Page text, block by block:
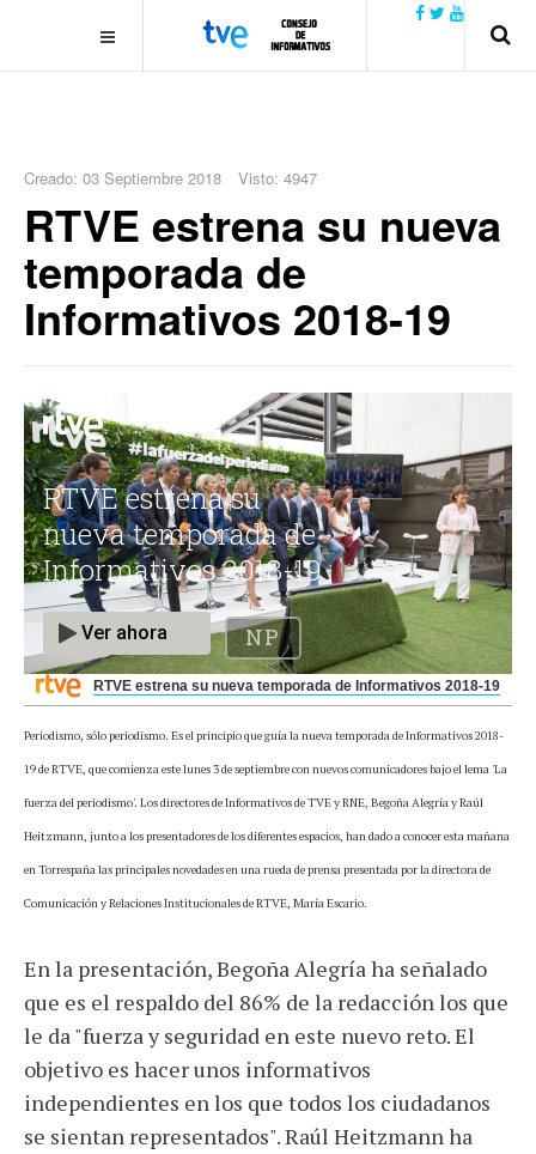
.plain-style .box-contact.box-bg { background: #0445b9
url('../../images/contact.png') 0 0 no-repeat; color: #eaeaea; padding:
Creado: 03 Septiembre 2018 Visto: 4947
RTVE estrena su nueva
temporada de
Informativos 2018-19
RTVE estrena su nueva temporada de Informativos 2018-19
Periodismo, sólo periodismo. Es el principio que guía la nueva temporada de Informativos 2018-
19 de RTVE, que comienza este lunes 3 de septiembre con nuevos comunicadores bajo el lema 'La
fuerza del periodismo'. Los directores de Informativos de TVE y RNE, Begoña Alegría y Raúl
Heitzmann, junto a los presentadores de los diferentes espacios, han dado a conocer esta mañana
en Torrespaña las principales novedades en una rueda de prensa presentada por la directora de
Comunicación y Relaciones Institucionales de RTVE, María Escario.
En la presentación, Begoña Alegría ha señalado
que es el respaldo del 86% de la redacción los que
le da "fuerza y seguridad en este nuevo reto. El
objetivo es hacer unos informativos
independientes en los que todos los ciudadanos
se sientan representados". Raúl Heitzmann ha